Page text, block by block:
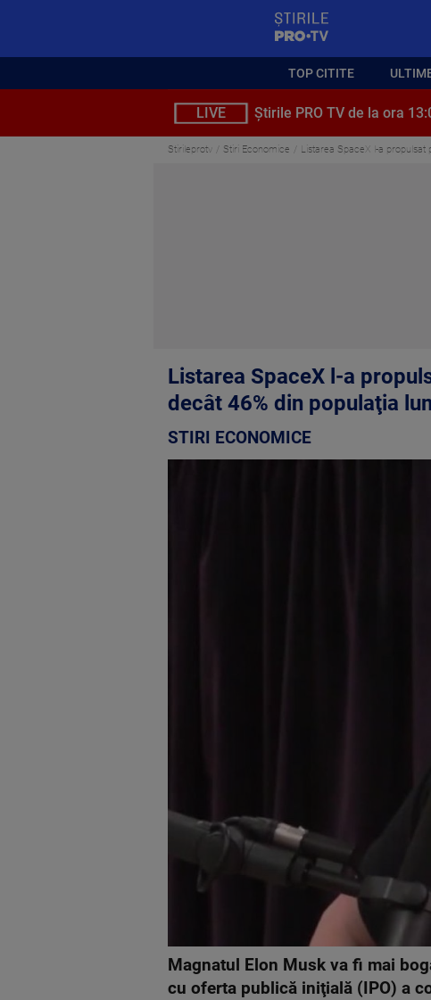
TOP CITITE
LIVE Știrile PRO TV de la ora
Stirileprotv Stiri Economice Listarea SpaceX l-a propulsat
Listarea SpaceX l-a
decât 46% din populaţia
STIRI ECONOMICE
Magnatul Elon Musk va fi mai
cu oferta publică iniţială (IPO) a